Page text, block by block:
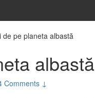
de pe planeta albastă
albastă
Comments ↓